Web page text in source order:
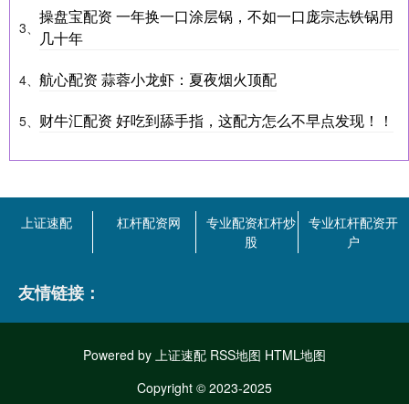
3、
操盘宝配资 一年换一口涂层锅，不如一口庞宗志铁锅用
几十年
4、 航心配资 蒜蓉小龙虾：夏夜烟火顶配
5、 财牛汇配资 好吃到舔手指，这配方怎么不早点发现！！
上证速配 杠杆配资网
专业配资杠杆炒
股
专业杠杆配资开
户
友情链接：
Powered by 上证速配 RSS地图 HTML地图
Copyright © 2023-2025